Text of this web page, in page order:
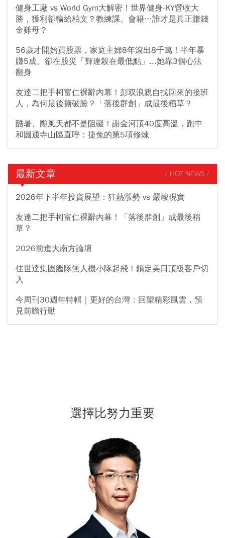
健身工廠 vs World Gym大解密！世界健身-KY營收大
勝，獲利卻輸給柏文？教練課、會籍…誰才是真正賺錢
金雞母？
56歲才開始買股票，家庭主婦8年滾出8千萬！半年暴
賺5成、卻在股災「輝達殺在最低點」...她靠3個心法
翻身
友達二把手柯富仁裸辭內幕！彭双浪親自找回來的接班
人，為何最後撕破臉？「落後群創」成最後稻草？
酷暑、颱風天都不是阻礙！謝金河頂40度高溫，跑中
和圓通寺山區直呼：捷兔的第5項修煉
最新文章 / HOT NEWS /
2026年下半年投資展望：狂熱漲勢 vs 嚴峻現實
友達二把手柯富仁裸辭內幕！「落後群創」成最後稻
草？
2026前進大南方論壇
佳世達集團艦隊無人機小隊起飛！鎖定美日頂級客戶切
入
今周刊30週年特輯｜更好的台灣：回望精彩風雲，預
見前瞻行動
選擇比努力重要